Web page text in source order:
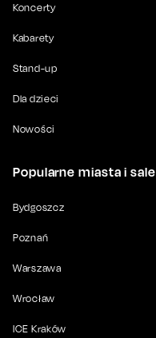
Koncerty
Kabarety
Stand-up
Dla dzieci
Nowości
Popularne miasta i sale
Bydgoszcz
Poznań
Warszawa
Wrocław
ICE Kraków